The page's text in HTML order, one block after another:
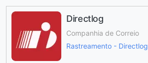
Directlog
Companhia de Correio
Rastreamento - Directlog